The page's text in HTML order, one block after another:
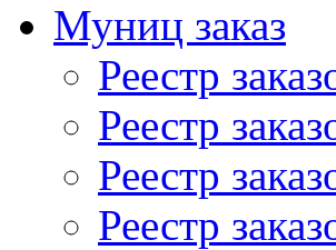
Муниц заказ
Реестр
Реестр
Реестр
Реестр